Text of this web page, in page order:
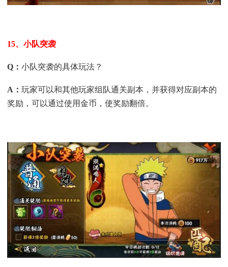
15、小队突袭
Q ：小队突袭的具体玩法？
A ：玩家可以和其他玩家组队通关副本，并获得对应副本的
奖励，可以通过使用金币，使奖励翻倍。